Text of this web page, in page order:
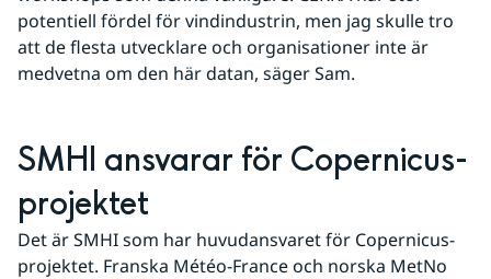
potentiell fördel för vindindustrin, men jag skulle tro
att de flesta utvecklare och organisationer inte är
medvetna om den här datan, säger Sam.
SMHI ansvarar för Copernicus-
projektet
Det är SMHI som har huvudansvaret för Copernicus-
projektet. Franska Météo-France och norska MetNo